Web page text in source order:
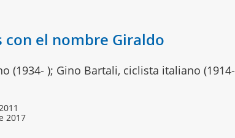
con el nombre Giraldo
(1934- ); Gino Bartali, ciclista italiano (1914-
2017